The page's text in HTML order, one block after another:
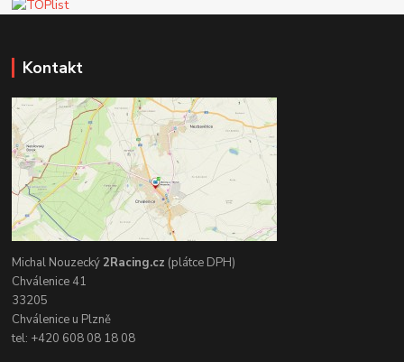
Kontakt
Michal Nouzecký2Racing.cz (plátce DPH)
Chválenice 41
33205
Chválenice u Plzně
tel: +420 608 08 18 08